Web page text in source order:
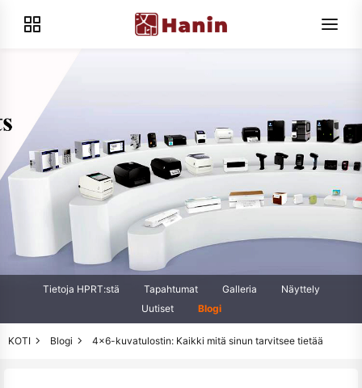
Tietoja HPRT:stä Tapahtumat Galleria
Näyttely
Uutiset
Blogi
KOTI Blogi 4x6-kuvatulostin: Kaikki mitä sinun tarvitsee tietää